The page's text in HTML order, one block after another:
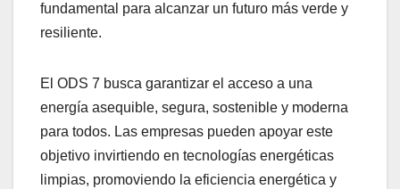
fundamental para alcanzar un futuro más verde y
resiliente.
El ODS 7 busca garantizar el acceso a una
energía asequible, segura, sostenible y moderna
para todos. Las empresas pueden apoyar este
objetivo invirtiendo en tecnologías energéticas
limpias, promoviendo la eficiencia energética y